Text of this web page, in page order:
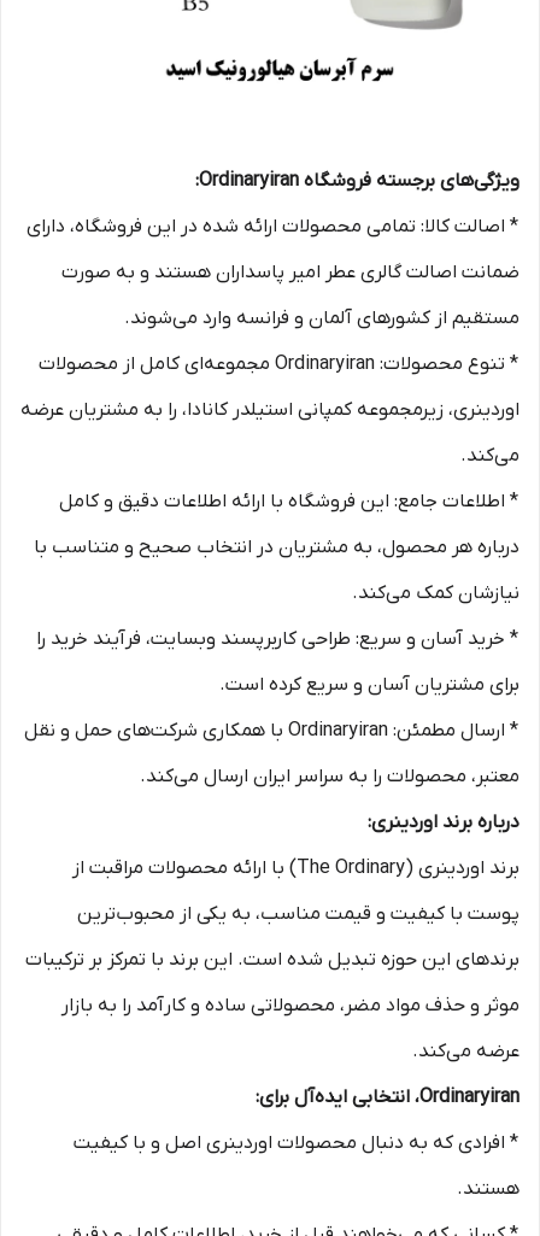
ویژگی‌های برجسته فروشگاه Ordinaryiran:
* اصالت کالا: تمامی محصولات ارائه شده در این فروشگاه، دارای
ضمانت اصالت گالری عطر امیر پاسداران هستند و به صورت
مستقیم از کشورهای آلمان و فرانسه وارد می‌شوند.
* تنوع محصولات: Ordinaryiran مجموعه‌ای کامل از محصولات
اوردینری، زیرمجموعه کمپانی استیلدر کانادا، را به مشتریان عرضه
می‌کند.
* اطلاعات جامع: این فروشگاه با ارائه اطلاعات دقیق و کامل
درباره هر محصول، به مشتریان در انتخاب صحیح و متناسب با
نیازشان کمک می‌کند.
* خرید آسان و سریع: طراحی کاربرپسند وبسایت، فرآیند خرید را
برای مشتریان آسان و سریع کرده است.
* ارسال مطمئن: Ordinaryiran با همکاری شرکت‌های حمل و نقل
معتبر، محصولات را به سراسر ایران ارسال می‌کند.
درباره برند اوردینری:
برند اوردینری (The Ordinary) با ارائه محصولات مراقبت از
پوست با کیفیت و قیمت مناسب، به یکی از محبوب‌ترین
برندهای این حوزه تبدیل شده است. این برند با تمرکز بر ترکیبات
موثر و حذف مواد مضر، محصولاتی ساده و کارآمد را به بازار
عرضه می‌کند.
Ordinaryiran، انتخابی ایده‌آل برای:
* افرادی که به دنبال محصولات اوردینری اصل و با کیفیت
هستند.